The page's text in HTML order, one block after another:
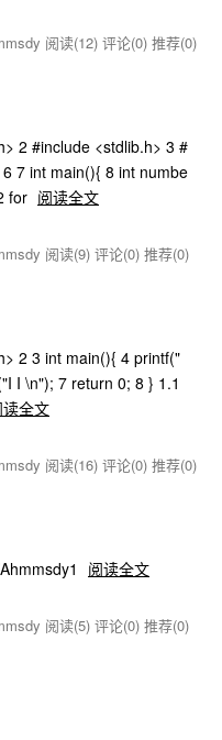
阅读(12) 评论(0) 推荐(0)
2 #include <stdlib.h> 3 #
7 int main(){ 8 int numbe
for 阅读全文
阅读(9) 评论(0) 推荐(0)
2 3 int main(){ 4 printf("
I \n"); 7 return 0; 8 } 1.1
读全文
阅读(16) 评论(0) 推荐(0)
阅读全文
阅读(5) 评论(0) 推荐(0)